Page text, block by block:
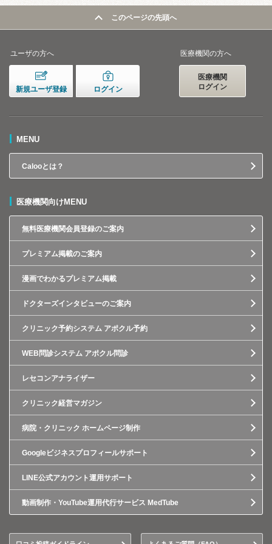
このページの先頭へ
ユーザの方へ
新規ユーザ登録 ログイン
医療機関の方へ
医療機関
ログイン
MENU
Calooとは？
医療機関向けMENU
無料医療機関会員登録のご案内
プレミアム掲載のご案内
漫画でわかるプレミアム掲載
ドクターズインタビューのご案内
クリニック予約システム アポクル予約
WEB問診システム アポクル問診
レセコンアナライザー
クリニック経営マガジン
病院・クリニック ホームページ制作
Googleビジネスプロフィールサポート
LINE公式アカウント運用サポート
動画制作・YouTube運用代行サービス MedTube